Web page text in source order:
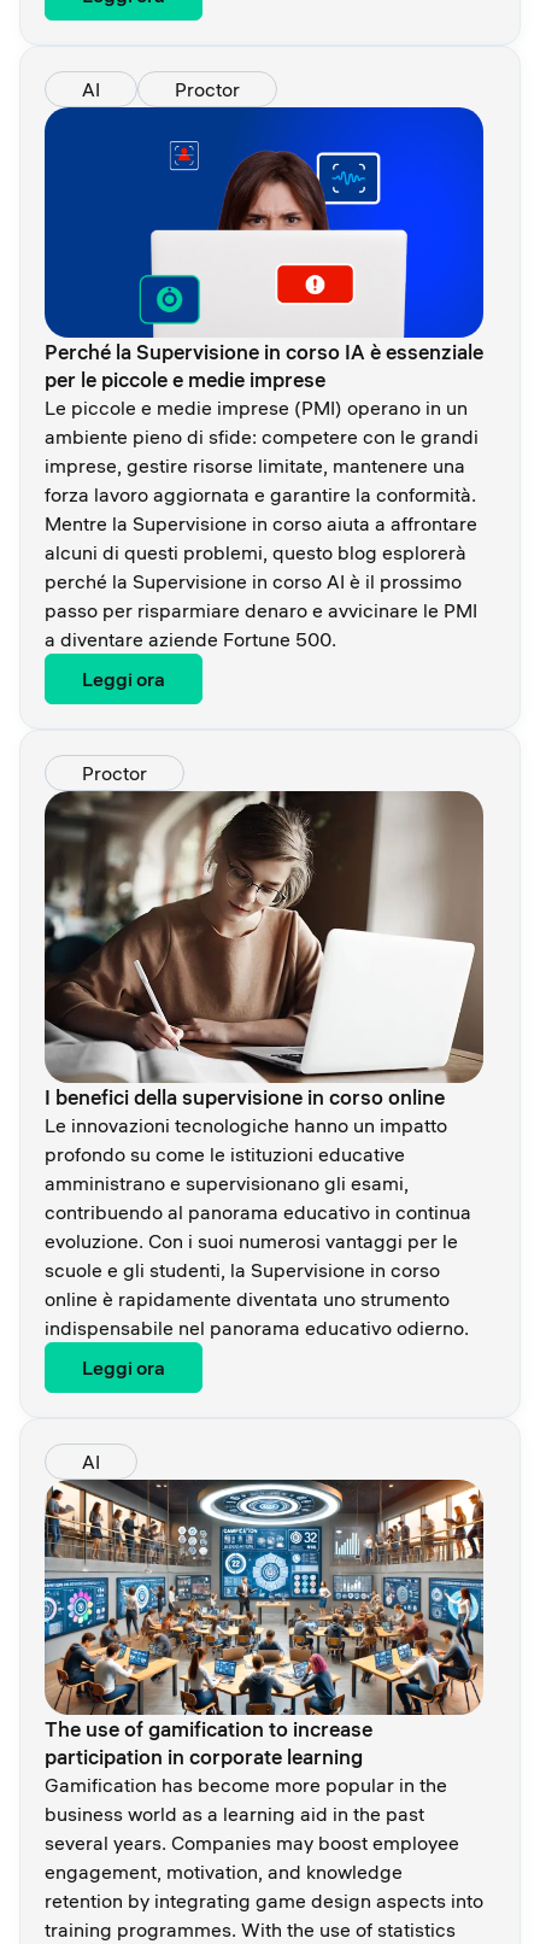
AI Proctor
Perché la Supervisione in corso IA è essenziale
per le piccole e medie imprese
Le piccole e medie imprese (PMI) operano in un
ambiente pieno di sfide: competere con le grandi
imprese, gestire risorse limitate, mantenere una
forza lavoro aggiornata e garantire la conformità.
Mentre la Supervisione in corso aiuta a affrontare
alcuni di questi problemi, questo blog esplorerà
perché la Supervisione in corso AI è il prossimo
passo per risparmiare denaro e avvicinare le PMI
a diventare aziende Fortune 500.
Leggi ora
Proctor
I benefici della supervisione in corso online
Le innovazioni tecnologiche hanno un impatto
profondo su come le istituzioni educative
amministrano e supervisionano gli esami,
contribuendo al panorama educativo in continua
evoluzione. Con i suoi numerosi vantaggi per le
scuole e gli studenti, la Supervisione in corso
online è rapidamente diventata uno strumento
indispensabile nel panorama educativo odierno.
Leggi ora
AI
The use of gamification to increase
participation in corporate learning
Gamification has become more popular in the
business world as a learning aid in the past
several years. Companies may boost employee
engagement, motivation, and knowledge
retention by integrating game design aspects into
training programmes. With the use of statistics